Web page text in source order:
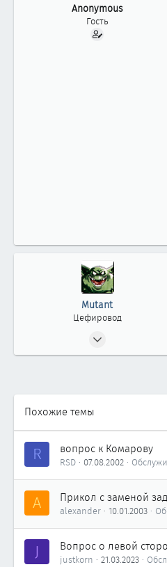
а
Anonymous
Гость
Mutant
Цефировод
Похожие темы
R вопрос к Комарову
RSD 07.08.2002
A Прикол с заменой
alexander 10.01.2003
J Вопрос о левой
justkorn 21.03.2023